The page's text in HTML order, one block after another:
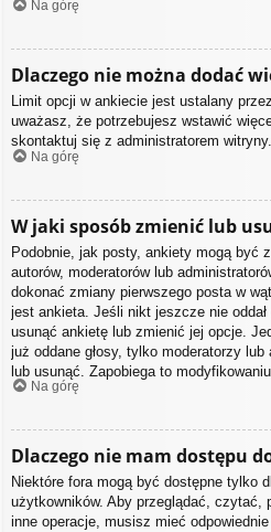
Na górę
Dlaczego nie można dodać
Limit opcji w ankiecie jest ustalany
uważasz, że potrzebujesz wstawić
skontaktuj się z administratorem witryny.
Na górę
W jaki sposób zmienić lub
Podobnie, jak posty, ankiety mogą być
autorów, moderatorów lub
dokonać zmiany pierwszego posta w
jest ankieta. Jeśli nikt jeszcze nie
usunąć ankietę lub zmienić jej opcje.
już oddane głosy, tylko moderatorzy
lub usunąć. Zapobiega to
Na górę
Dlaczego nie mam dostępu
Niektóre fora mogą być dostępne tylko
użytkowników. Aby przeglądać, czytać,
inne operacje, musisz mieć